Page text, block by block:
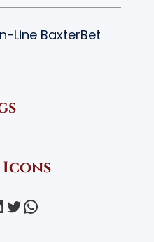
Line BaxterBet
Twitter WhatsApp